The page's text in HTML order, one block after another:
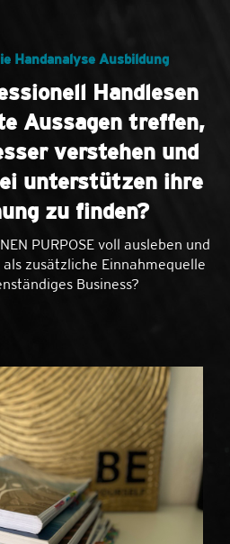
Handanalyse Ausbildung
Handlesen
Aussagen treffen,
verstehen und
unterstützen ihre
zu finden?
PURPOSE voll ausleben und
zusätzliche Einnahmequelle
Business?